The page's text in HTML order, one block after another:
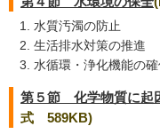
水質汚濁の防止
生活排水対策の推進
水循環・浄化機能の
第５節 化学物質に起
式 589KB)